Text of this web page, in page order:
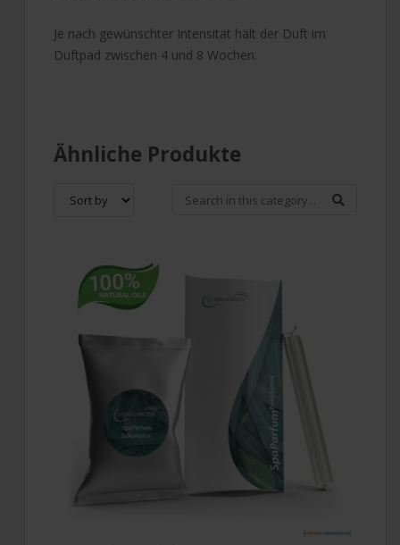
Je nach gewünschter Intensität hält der Duft im
Duftpad zwischen 4 und 8 Wochen.
Ähnliche Produkte